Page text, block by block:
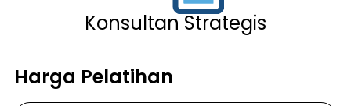
Konsultan Strategis
Harga Pelatihan